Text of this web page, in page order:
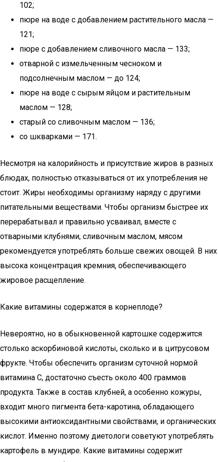
102;
пюре на воде с добавлением растительного масла —
121;
пюре с добавлением сливочного масла — 133;
отварной с измельченным чесноком и
подсолнечным маслом — до 124;
пюре на воде с сырым яйцом и растительным
маслом — 128;
старый со сливочным маслом — 136;
со шкварками — 171.
Несмотря на калорийность и присутствие жиров в разных
блюдах, полностью отказываться от их употребления не
стоит. Жиры необходимы организму наряду с другими
питательными веществами. Чтобы организм быстрее их
перерабатывал и правильно усваивал, вместе с
отварными клубнями, сливочным маслом, мясом
рекомендуется употреблять больше свежих овощей. В них
высока концентрация кремния, обеспечивающего
жировое расщепление.
Какие витамины содержатся в корнеплоде?
Невероятно, но в обыкновенной картошке содержится
столько аскорбиновой кислоты, сколько и в цитрусовом
фрукте. Чтобы обеспечить организм суточной нормой
витамина C, достаточно съесть около 400 граммов
продукта. Также в состав клубней, а особенно кожуры,
входит много пигмента бета-каротина, обладающего
высокими антиоксидантными свойствами, и органических
кислот. Именно поэтому диетологи советуют употреблять
картофель в мундире. Какие витамины содержит